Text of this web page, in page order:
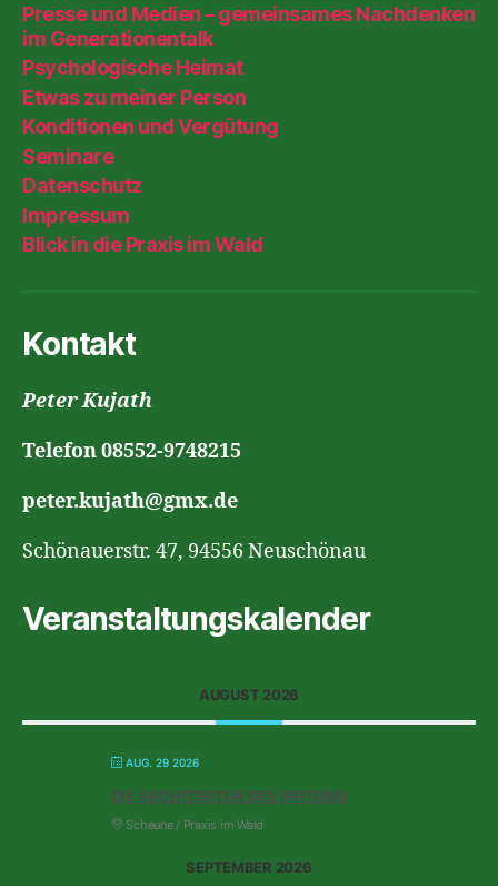
Presse und Medien – gemeinsames Nachdenken
im Generationentalk
Psychologische Heimat
Etwas zu meiner Person
Konditionen und Vergütung
Seminare
Datenschutz
Impressum
Blick in die Praxis im Wald
Kontakt
Peter Kujath
Telefon 08552-9748215
peter.kujath@gmx.de
Schönauerstr. 47, 94556 Neuschönau
Veranstaltungskalender
AUGUST 2026
AUG. 29 2026
DIE ARCHITEKTUR DES IRRTUMS
Scheune / Praxis im Wald
SEPTEMBER 2026